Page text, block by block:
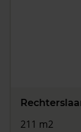
211 m2